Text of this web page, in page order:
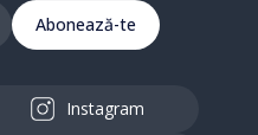
Abonează-te
Instagram